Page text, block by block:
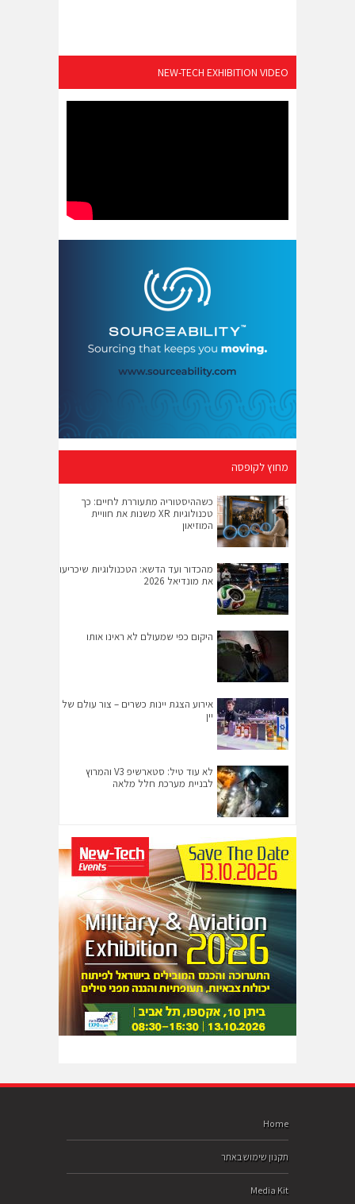
NEW-TECH EXHIBITION VIDEO
מחוץ לקופסה
כשההיסטוריה מתעוררת לחיים: כך
טכנולוגיות XR משנות את חוויית
המוזיאון
מהכדור ועד הדשא: הטכנולוגיות שיכריעו
את מונדיאל 2026
היקום כפי שמעולם לא ראינו אותו
אירוע הצגת יינות כשרים – צור עולם של
יין
לא עוד טיל: סטארשיפ V3 והמרוץ
לבניית מערכת חלל מלאה
Home
תקנון שימוש באתר
Media Kit